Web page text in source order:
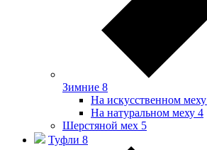
Зимние 8
На искусственном меху
На натуральном меху 4
Шерстяной мех 5
Туфли 8